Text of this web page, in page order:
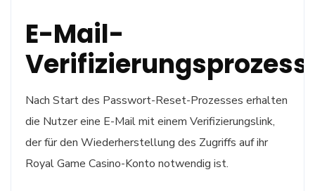
E-Mail-
Verifizierungsprozess
Nach Start des Passwort-Reset-Prozesses erhalten
die Nutzer eine E-Mail mit einem Verifizierungslink,
der für den Wiederherstellung des Zugriffs auf ihr
Royal Game Casino-Konto notwendig ist.